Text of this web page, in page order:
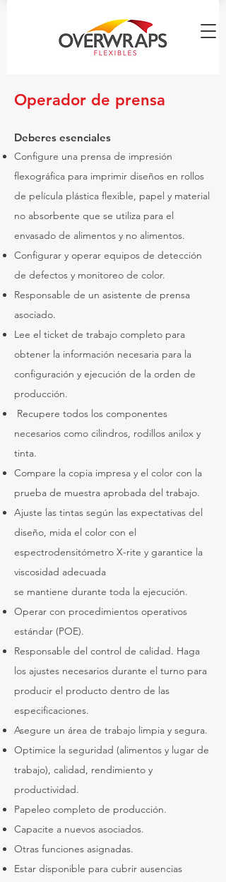
Operador de prensa
Deberes esenciales
Configure una prensa de impresión
flexográfica para imprimir diseños en rollos
de película plástica flexible, papel y material
no absorbente que se utiliza para el
envasado de alimentos y no alimentos.
Configurar y operar equipos de detección
de defectos y monitoreo de color.
Responsable de un asistente de prensa
asociado.
Lee el ticket de trabajo completo para
obtener la información necesaria para la
configuración y ejecución de la orden de
producción.
Recupere todos los componentes
necesarios como cilindros, rodillos anilox y
tinta.
Compare la copia impresa y el color con la
prueba de muestra aprobada del trabajo.
Ajuste las tintas según las expectativas del
diseño, mida el color con el
espectrodensitómetro X-rite y garantice la
viscosidad adecuada
se mantiene durante toda la ejecución.
Operar con procedimientos operativos
estándar (POE).
Responsable del control de calidad. Haga
los ajustes necesarios durante el turno para
producir el producto dentro de las
especificaciones.
Asegure un área de trabajo limpia y segura.
Optimice la seguridad (alimentos y lugar de
trabajo), calidad, rendimiento y
productividad.
Papeleo completo de producción.
Capacite a nuevos asociados.
Otras funciones asignadas.
Estar disponible para cubrir ausencias